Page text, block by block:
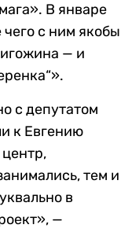
В январе
с ним якобы
— и
с депутатом
к Евгению
тем и
в
—